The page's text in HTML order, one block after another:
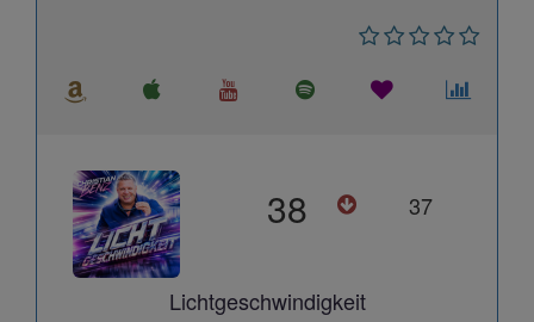
38 37
Lichtgeschwindigkeit